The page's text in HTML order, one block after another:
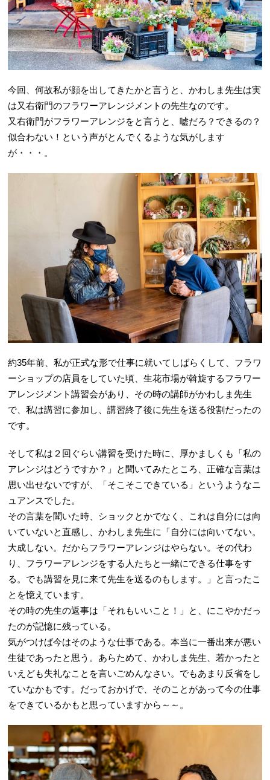
今回、何故私が顔を出してきたかと言うと、かわしま先生は実
は又右衛門のフラワーアレンジメントの先生なのです。
又右衛門がフラワーアレンジをと言うと、嘘だろ？できるの？
似合わない！という声がとんでくるような気がします
が・・・。
約35年前、私が正式な形で仕事に就いてしばらくして、フラワ
ーショップの店員をしていた頃、生花市場が斡旋するフラワー
アレンジメント講習会があり、その時の講師がかわしま先生
で、私は講習に参加し、講習終了後に先生を送る役割だったの
です。
そして私は２回ぐらい講習を受けた時に、厚かましくも「私の
アレンジはどうですか？」と聞いてみたところ、正確な言葉は
思い出せないですが、「そこそこできている」というようなニ
ュアンスでした。
その言葉を聞いた時、ショックとかでなく、これは自分には向
いていないと直感し、かわしま先生に「自分には向いてない。
大成しない。だからフラワーアレンジはやらない。その代わ
り、フラワーアレンジをする人たちと一緒にできる仕事をす
る。でも講習を見に来て先生を送るのもします。」と言ったこ
とを憶えています。
その時の先生の返事は「それもいいこと！」と、にこやかだっ
たのが記憶に残っている。
気がつけば今はそのような仕事である。本当に一番出来が悪い
生徒であったと思う。あらためて、かわしま先生、若かったと
いえども失礼なことを言いごめんなさい。でもあまり反省をし
ていなかもです。だっておかげで、そのことがあって今の仕事
をできているかもと思っていますから～～。